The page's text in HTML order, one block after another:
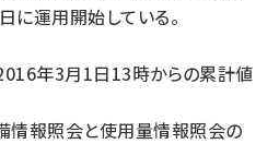
に運用開始している。
年3月1日13時からの累計値
情報照会と使用量情報照会の